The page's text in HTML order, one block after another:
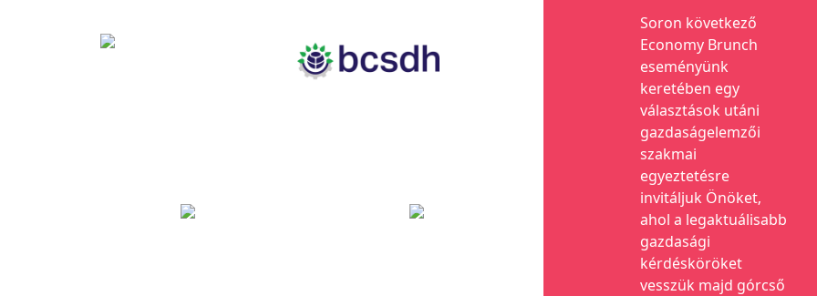
Soron következő
Economy Brunch
eseményünk
keretében egy
választások utáni
gazdaságelemzői
szakmai
egyeztetésre
invitáljuk Önöket,
ahol a legaktuálisabb
gazdasági
kérdésköröket
vesszük majd górcső